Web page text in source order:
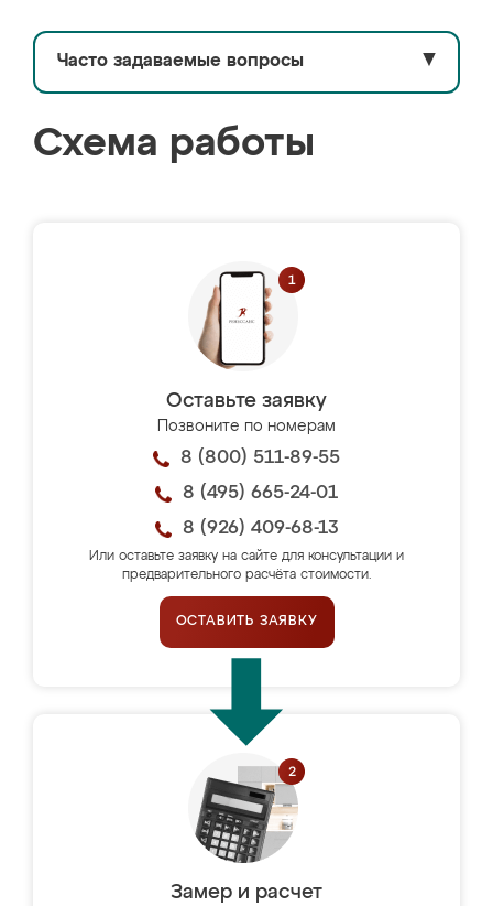
Часто задаваемые вопросы ▼
Схема работы
Оставьте заявку
Позвоните по номерам
8 (800) 511-89-55
8 (495) 665-24-01
8 (926) 409-68-13
Или оставьте заявку на сайте для консультации и
предварительного расчёта стоимости.
ОСТАВИТЬ ЗАЯВКУ
Замер и расчет